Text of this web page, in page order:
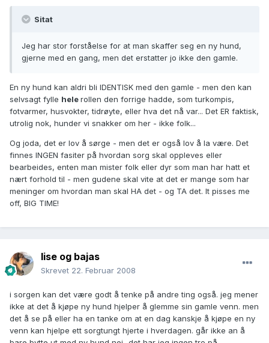
Sitat
Jeg har stor forståelse for at man skaffer seg en ny hund,
gjerne med en gang, men det erstatter jo ikke den gamle.
En ny hund kan aldri bli IDENTISK med den gamle - men den kan
selvsagt fylle helerollen den forrige hadde, som turkompis,
fotvarmer, husvokter, tidrøyte, eller hva det nå var... Det ER faktisk,
utrolig nok, hunder vi snakker om her - ikke folk...
Og joda, det er lov å sørge - men det er også lov å la være. Det
finnes INGEN fasiter på hvordan sorg skal oppleves eller
bearbeides, enten man mister folk eller dyr som man har hatt et
nært forhold til - men gudene skal vite at det er mange som har
meninger om hvordan man skal HA det - og TA det. It pisses me
off, BIG TIME!
lise og bajas
Skrevet 22. Februar 2008
i sorgen kan det være godt å tenke på andre ting også. jeg mener
ikke at det å kjøpe ny hund hjelper å glemme sin gamle venn. men
det å se på eller ha en tanke om at en dag kanskje å kjøpe en ny
venn kan hjelpe ett sorgtungt hjerte i hverdagen. går ikke an å